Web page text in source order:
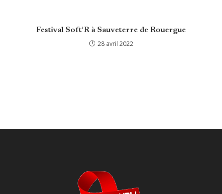
Festival Soft’R à Sauveterre de Rouergue
28 avril 2022